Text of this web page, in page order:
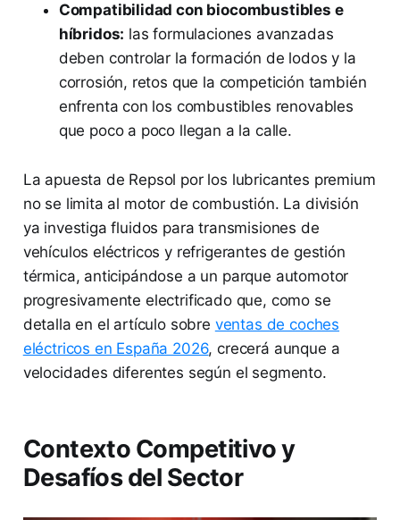
Compatibilidad con biocombustibles e
híbridos: las formulaciones avanzadas
deben controlar la formación de lodos y la
corrosión, retos que la competición también
enfrenta con los combustibles renovables
que poco a poco llegan a la calle.
La apuesta de Repsol por los lubricantes premium
no se limita al motor de combustión. La división
ya investiga fluidos para transmisiones de
vehículos eléctricos y refrigerantes de gestión
térmica, anticipándose a un parque automotor
progresivamente electrificado que, como se
detalla en el artículo sobre ventas de coches
eléctricos en España 2026, crecerá aunque a
velocidades diferentes según el segmento.
Contexto Competitivo y
Desafíos del Sector